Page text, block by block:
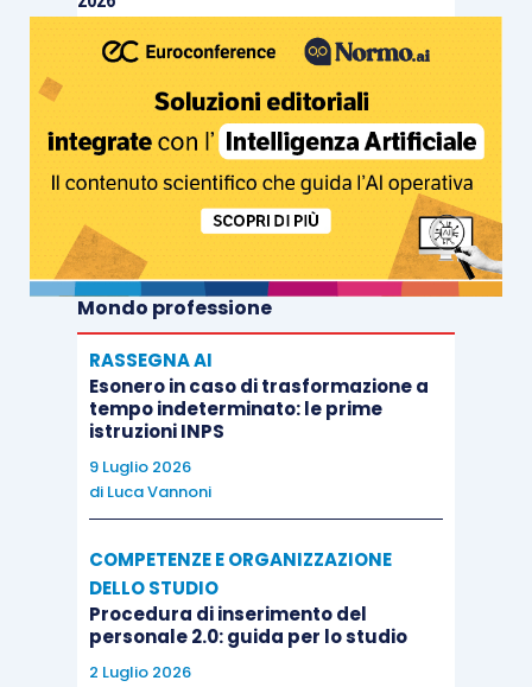
Mondo professione
RASSEGNA AI
Esonero in caso di trasformazione a
tempo indeterminato: le prime
istruzioni INPS
9 Luglio 2026
di Luca Vannoni
COMPETENZE E ORGANIZZAZIONE
DELLO STUDIO
Procedura di inserimento del
personale 2.0: guida per lo studio
2 Luglio 2026